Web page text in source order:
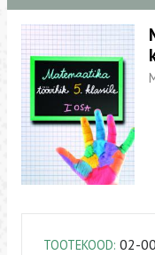
TOOTEKOOD: 02-